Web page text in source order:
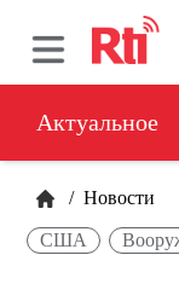
Актуальное
/ Новости
США